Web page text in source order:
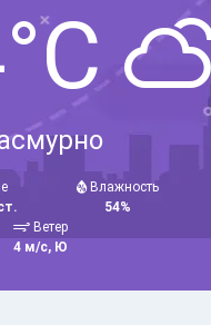
Влажность
54%
Ветер
4 м/с, Ю